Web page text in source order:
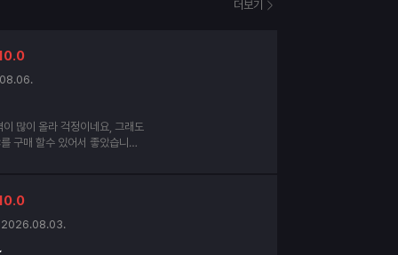
더보기
많이 올라 걱정이네요, 그래도
구매 할수 있어서 좋았습니다.
2026.08.03.